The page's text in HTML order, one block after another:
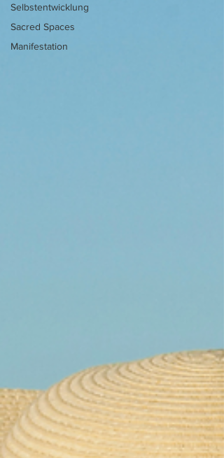
Selbstentwicklung
Sacred Spaces
Manifestation